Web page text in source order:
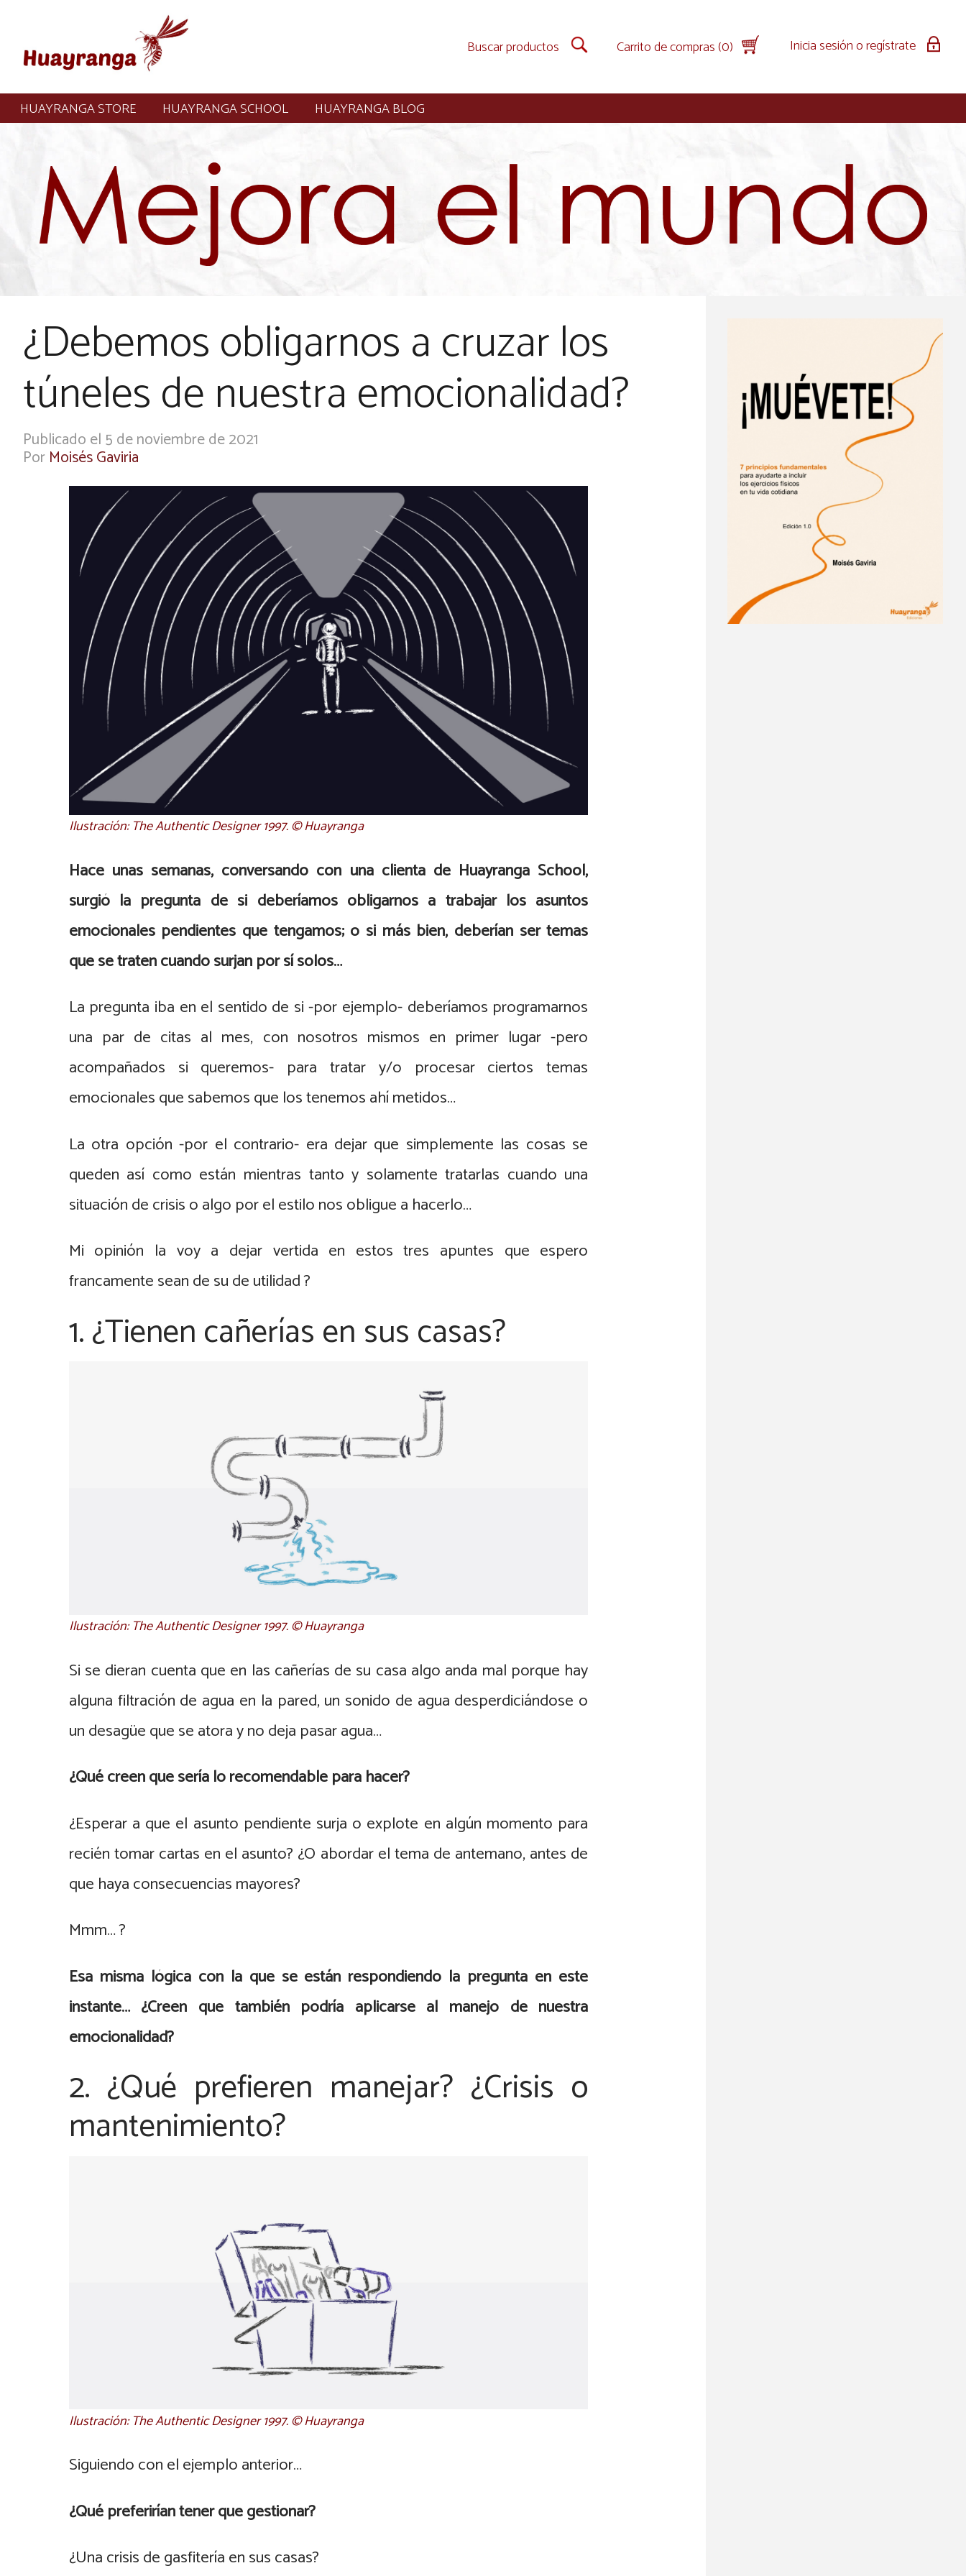
Carrito de compras (0) Inicia sesión o regístrate
HUAYRANGA STORE HUAYRANGA SCHOOL HUAYRANGA BLOG
¿Debemos obligarnos a cruzar los
túneles de nuestra emocionalidad?
Publicado el 5 de noviembre de 2021
Por Moisés Gaviria
Ilustración: The Authentic Designer 1997. © Huayranga
Hace unas semanas, conversando con una clienta de Huayranga School,
surgió la pregunta de si deberíamos obligarnos a trabajar los asuntos
emocionales pendientes que tengamos; o si más bien, deberían ser temas
que se traten cuando surjan por sí solos…
La pregunta iba en el sentido de si -por ejemplo- deberíamos programarnos
una par de citas al mes, con nosotros mismos en primer lugar -pero
acompañados si queremos- para tratar y/o procesar ciertos temas
emocionales que sabemos que los tenemos ahí metidos…
La otra opción -por el contrario- era dejar que simplemente las cosas se
queden así como están mientras tanto y solamente tratarlas cuando una
situación de crisis o algo por el estilo nos obligue a hacerlo…
Mi opinión la voy a dejar vertida en estos tres apuntes que espero
francamente sean de su de utilidad ?
1. ¿Tienen cañerías en sus casas?
Ilustración: The Authentic Designer 1997. © Huayranga
Si se dieran cuenta que en las cañerías de su casa algo anda mal porque hay
alguna filtración de agua en la pared, un sonido de agua desperdiciándose o
un desagüe que se atora y no deja pasar agua…
¿Qué creen que sería lo recomendable para hacer?
¿Esperar a que el asunto pendiente surja o explote en algún momento para
recién tomar cartas en el asunto? ¿O abordar el tema de antemano, antes de
que haya consecuencias mayores?
Mmm… ?
Esa misma lógica con la que se están respondiendo la pregunta en este
instante… ¿Creen que también podría aplicarse al manejo de nuestra
emocionalidad?
2. ¿Qué prefieren manejar? ¿Crisis o
mantenimiento?
Ilustración: The Authentic Designer 1997. © Huayranga
Siguiendo con el ejemplo anterior…
¿Qué preferirían tener que gestionar?
¿Una crisis de gasfitería en sus casas?